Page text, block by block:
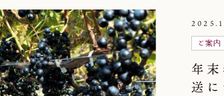
ご案内
年
送